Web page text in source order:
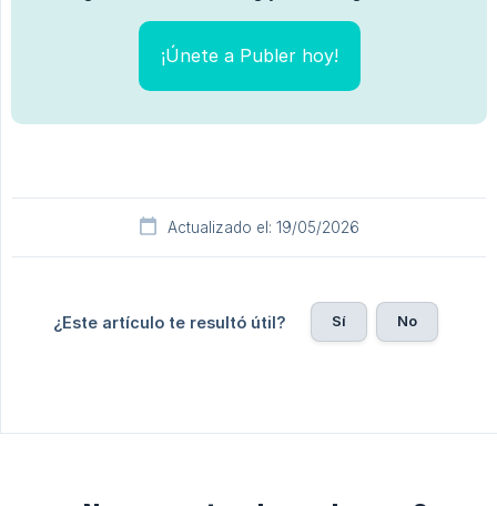
¡Únete a Publer hoy!
Actualizado el: 19/05/2026
¿Este artículo te resultó útil? Sí No